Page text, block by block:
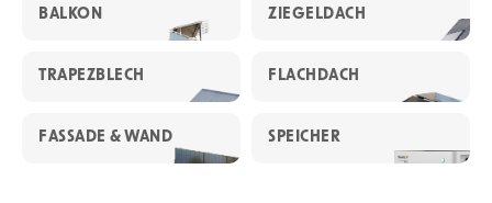
BALKON ZIEGELDACH
TRAPEZBLECH FLACHDACH
FASSADE & WAND SPEICHER